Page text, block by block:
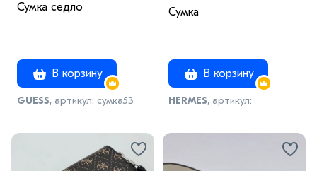
Сумка седло
В корзину
GUESS, артикул: сумка53
Сумка
В корзину
НЕRMES, артикул: